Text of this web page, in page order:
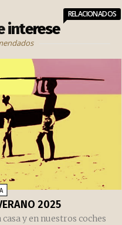
interese
RELACIONADOS
2025
y en nuestros coches